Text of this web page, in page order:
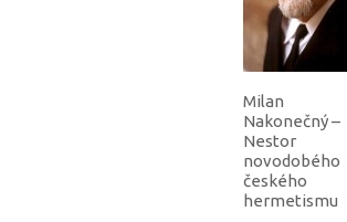
Milan
Nakonečný –
Nestor
novodobého
českého
hermetismu